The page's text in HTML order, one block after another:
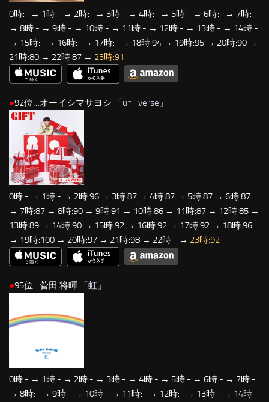
0時:- → 1時:- → 2時:- → 3時:- → 4時:- → 5時:- → 6時:- → 7時:-
→ 8時:- → 9時:- → 10時:- → 11時:- → 12時:- → 13時:- → 14時:-
→ 15時:- → 16時:- → 17時:- → 18時:94 → 19時:95 → 20時:90 →
21時:80 → 22時:87 → 23時:91
●92位…オーイシマサヨシ 「uni-verse 」
0時:- → 1時:- → 2時:96 → 3時:87 → 4時:87 → 5時:87 → 6時:87
→ 7時:87 → 8時:90 → 9時:91 → 10時:86 → 11時:87 → 12時:85 →
13時:89 → 14時:90 → 15時:92 → 16時:92 → 17時:92 → 18時:96
→ 19時:100 → 20時:97 → 21時:98 → 22時:- → 23時:92
●95位…菅田 将暉 「虹 」
0時:- → 1時:- → 2時:- → 3時:- → 4時:- → 5時:- → 6時:- → 7時:-
→ 8時:- → 9時:- → 10時:- → 11時:- → 12時:- → 13時:- → 14時:-